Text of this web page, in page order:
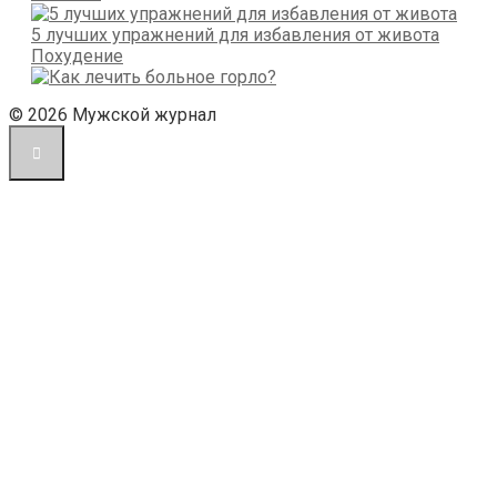
5 лучших упражнений для избавления от живота
Похудение
© 2026 Мужской журнал